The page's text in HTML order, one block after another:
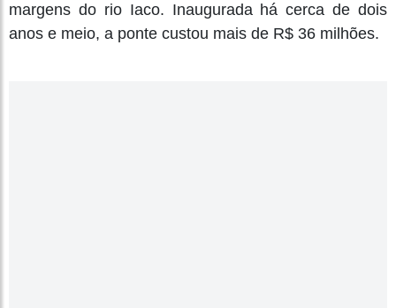
margens do rio Iaco. Inaugurada há cerca de dois
anos e meio, a ponte custou mais de R$ 36 milhões.